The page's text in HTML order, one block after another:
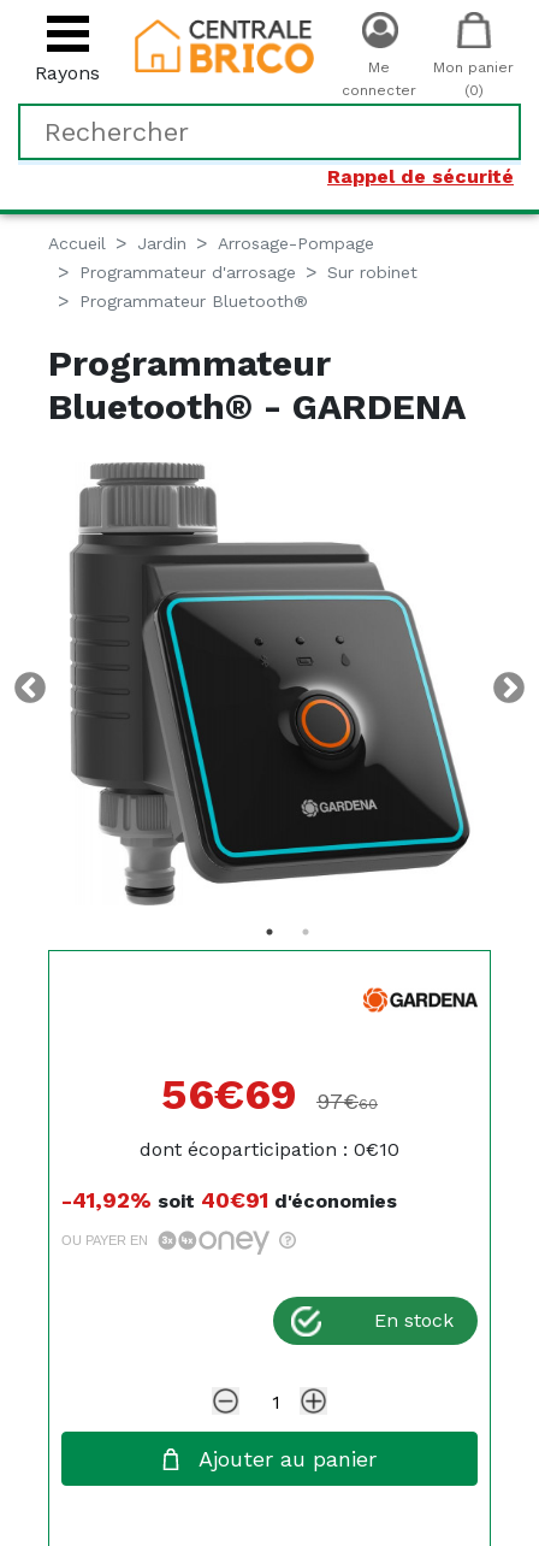
Rayons
Rappel de sécurité
Me
connecter
Mon panier
(0)
Accueil Jardin
Arrosage-Pompage
Programmateur d'arrosage
Sur robinet
Programmateur Bluetooth®
Programmateur
Bluetooth® - GARDENA
56€69 97€60
dont écoparticipation : 0€10
-41,92% soit 40€91 d'économies
OU PAYER EN
En stock
Ajouter au panier